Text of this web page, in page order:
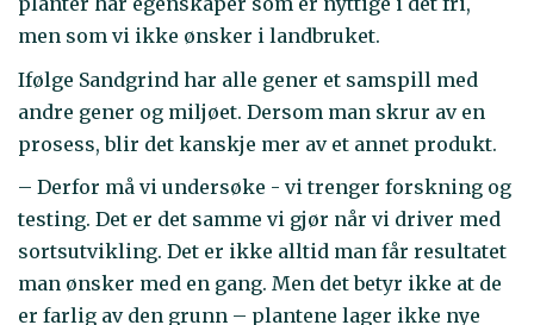
men som vi ikke ønsker i landbruket.
Ifølge Sandgrind har alle gener et samspill med
andre gener og miljøet. Dersom man skrur av en
prosess, blir det kanskje mer av et annet produkt.
– Derfor må vi undersøke - vi trenger forskning og
testing. Det er det samme vi gjør når vi driver med
sortsutvikling. Det er ikke alltid man får resultatet
man ønsker med en gang. Men det betyr ikke at de
er farlig av den grunn – plantene lager ikke nye